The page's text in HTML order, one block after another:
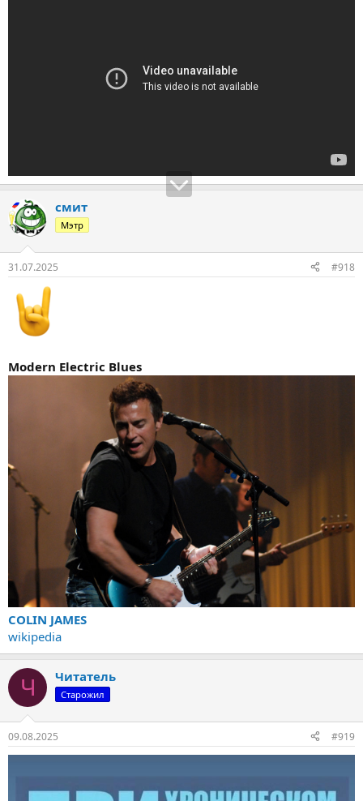
смит
Мэтр
31.07.2025 #918
Modern Electric Blues
COLIN JAMES
wikipedia
Ч Читатель
Старожил
09.08.2025 #919